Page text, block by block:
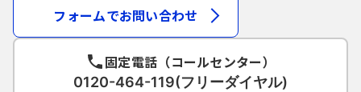
フォームでお問い合わせ
固定電話（コールセンター）
0120-464-119(フリーダイヤル)